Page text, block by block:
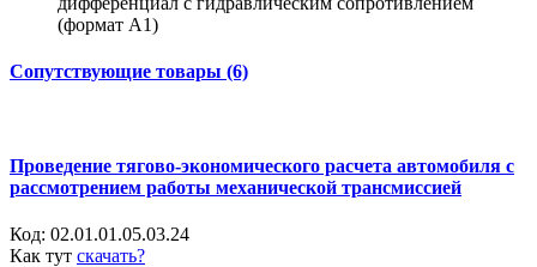
(формат А1)
Сопутствующие товары (6)
Проведение тягово-экономического расчета автомобиля с
рассмотрением работы механической трансмиссией
Код: 02.01.01.05.03.24
Как тут скачать?